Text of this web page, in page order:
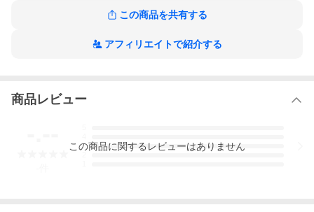
この商品を共有する
アフィリエイトで紹介する
商品レビュー
3
この商品に関するレビューはありません